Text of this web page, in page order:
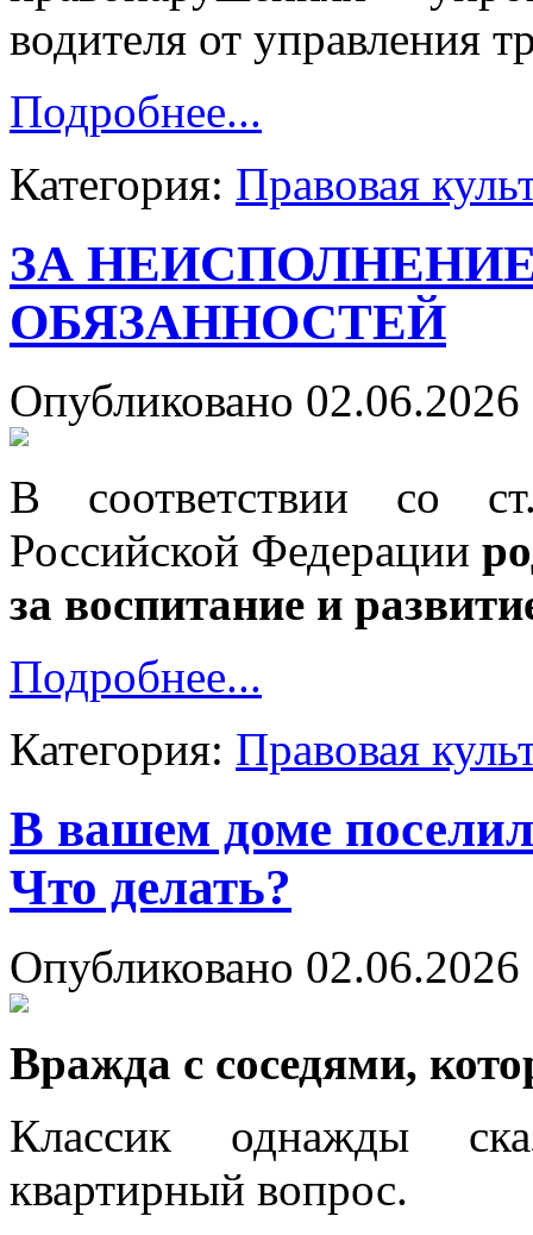
водителя от управления
Подробнее...
Категория: Правовая
ЗА
ОБЯЗАННОСТЕЙ
Опубликовано
В соответствии со
Российской Федерации
за воспитание и
Подробнее...
Категория: Правовая
В вашем доме
Что делать?
Опубликовано
Вражда с соседями,
Классик однажды
квартирный вопрос.